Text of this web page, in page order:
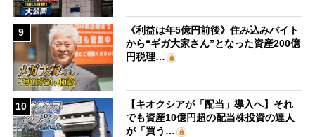
9
《利益は年5億円前後》住み込みバイト
から“ギガ大家さん”となった資産200億
円税理…
10
【キオクシアが「配当」導入へ】それ
でも資産10億円超の配当株投資の達人
が「買う…